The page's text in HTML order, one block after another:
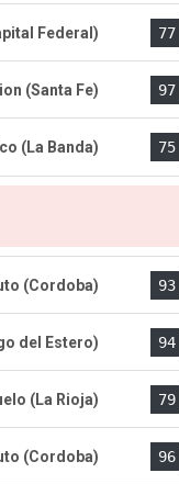
Federal) 77
(Santa Fe) 97
(La Banda) 75
(Cordoba) 93
del Estero) 94
(La Rioja) 79
(Cordoba) 96